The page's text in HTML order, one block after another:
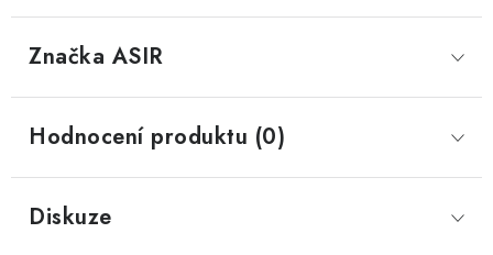
Značka ASIR
Hodnocení produktu (0)
Diskuze